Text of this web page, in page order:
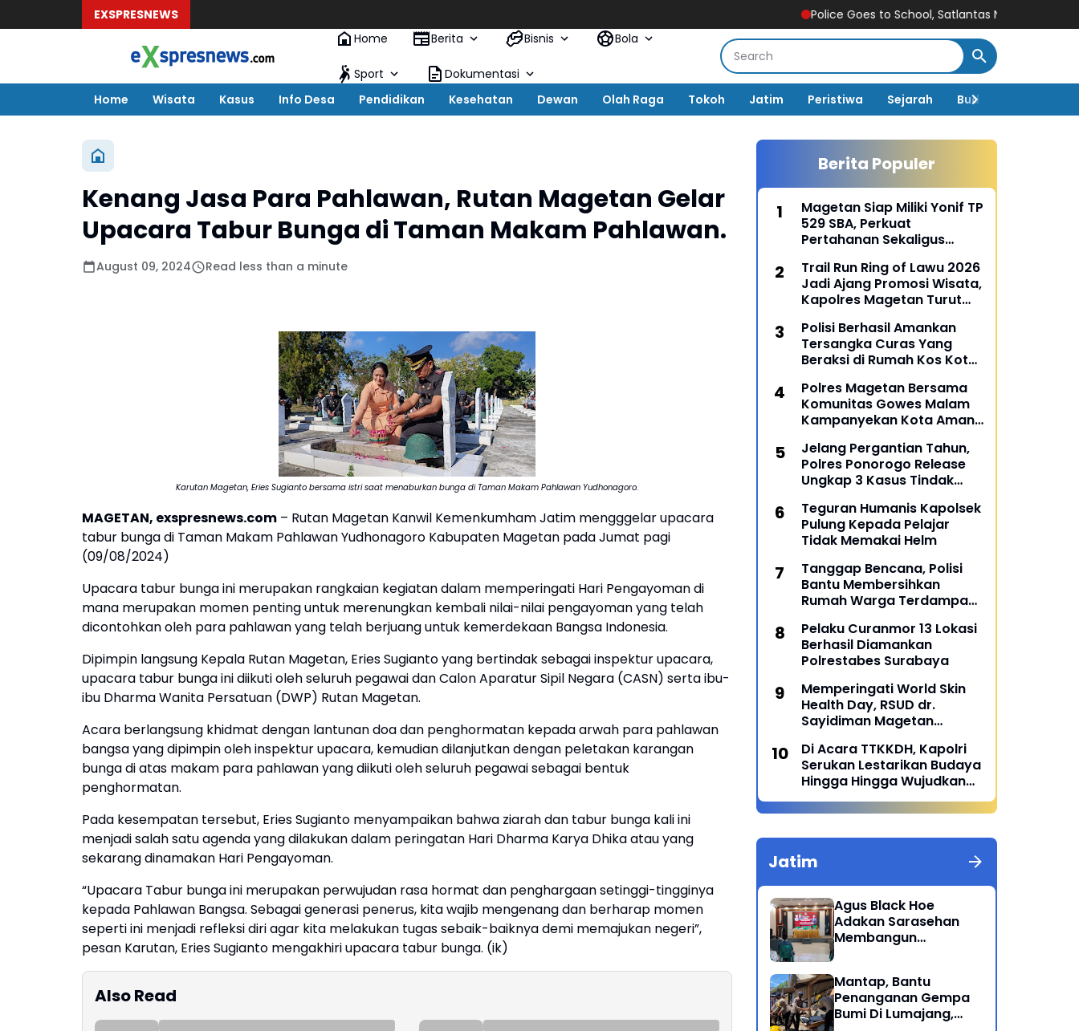
EXSPRESNEWS
Police Goes to School, Satlantas Ngawi Tanamkan Tertib
Home
Berita Bisnis Bola
Sport
Dokumentasi
Home
Wisata Kasus Info Desa Pendidikan Kesehatan Dewan Olah Raga Tokoh Jatim Peristiwa Sejarah Budaya
Kenang Jasa Para Pahlawan, Rutan Magetan Gelar
Upacara Tabur Bunga di Taman Makam Pahlawan.
August 09, 2024 Read less than a minute
Karutan Magetan, Eries Sugianto bersama istri saat menaburkan bunga di Taman Makam Pahlawan Yudhonagoro.
MAGETAN, exspresnews.com – Rutan Magetan Kanwil Kemenkumham Jatim mengggelar upacara
tabur bunga di Taman Makam Pahlawan Yudhonagoro Kabupaten Magetan pada Jumat pagi
(09/08/2024)
Upacara tabur bunga ini merupakan rangkaian kegiatan dalam memperingati Hari Pengayoman di
mana merupakan momen penting untuk merenungkan kembali nilai-nilai pengayoman yang telah
dicontohkan oleh para pahlawan yang telah berjuang untuk kemerdekaan Bangsa Indonesia.
Dipimpin langsung Kepala Rutan Magetan, Eries Sugianto yang bertindak sebagai inspektur upacara,
upacara tabur bunga ini diikuti oleh seluruh pegawai dan Calon Aparatur Sipil Negara (CASN) serta ibu-
ibu Dharma Wanita Persatuan (DWP) Rutan Magetan.
Acara berlangsung khidmat dengan lantunan doa dan penghormatan kepada arwah para pahlawan
bangsa yang dipimpin oleh inspektur upacara, kemudian dilanjutkan dengan peletakan karangan
bunga di atas makam para pahlawan yang diikuti oleh seluruh pegawai sebagai bentuk
penghormatan.
Pada kesempatan tersebut, Eries Sugianto menyampaikan bahwa ziarah dan tabur bunga kali ini
menjadi salah satu agenda yang dilakukan dalam peringatan Hari Dharma Karya Dhika atau yang
sekarang dinamakan Hari Pengayoman.
“Upacara Tabur bunga ini merupakan perwujudan rasa hormat dan penghargaan setinggi-tingginya
kepada Pahlawan Bangsa. Sebagai generasi penerus, kita wajib mengenang dan berharap momen
seperti ini menjadi refleksi diri agar kita melakukan tugas sebaik-baiknya demi memajukan negeri”,
pesan Karutan, Eries Sugianto mengakhiri upacara tabur bunga. (ik)
Also Read
Berita Populer
Magetan Siap Miliki Yonif TP
529 SBA, Perkuat
Pertahanan Sekaligus
Daerah
Trail Run Ring of Lawu 2026
Jadi Ajang Promosi Wisata,
Kapolres Magetan Turut
Polisi Berhasil Amankan
Tersangka Curas Yang
Beraksi di Rumah Kos Kota
Polres Magetan Bersama
Komunitas Gowes Malam
Kampanyekan Kota Aman
Jelang Pergantian Tahun,
Polres Ponorogo Release
Ungkap 3 Kasus Tindak
Teguran Humanis Kapolsek
Pulung Kepada Pelajar
Tidak Memakai Helm
Tanggap Bencana, Polisi
Bantu Membersihkan
Rumah Warga Terdampak
Pelaku Curanmor 13 Lokasi
Berhasil Diamankan
Polrestabes Surabaya
Memperingati World Skin
Health Day, RSUD dr.
Sayidiman Magetan
'Bahaya Kosmetik Online'
Di Acara TTKKDH, Kapolri
Serukan Lestarikan Budaya
Hingga Hingga Wujudkan
SDM Unggul
Jatim
Agus Black Hoe
Adakan Sarasehan
Membangun
Dikalangan
Masyarakat Magetan
Mantap, Bantu
Penanganan Gempa
Bumi Di Lumajang,